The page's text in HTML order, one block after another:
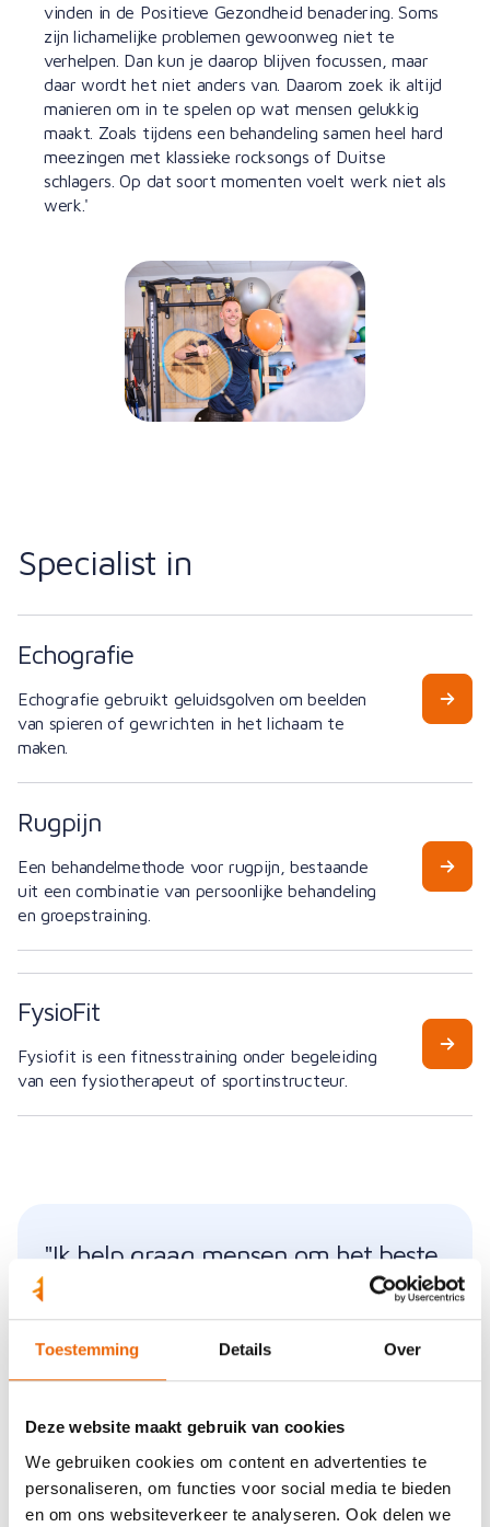
Toestemming Details Over
Deze website maakt gebruik van cookies
We gebruiken cookies om content en advertenties te
personaliseren, om functies voor social media te bieden
en om ons websiteverkeer te analyseren. Ook delen we
vinden in de Positieve Gezondheid benadering. Soms
zijn lichamelijke problemen gewoonweg niet te
verhelpen. Dan kun je daarop blijven focussen, maar
daar wordt het niet anders van. Daarom zoek ik altijd
manieren om in te spelen op wat mensen gelukkig
maakt. Zoals tijdens een behandeling samen heel hard
meezingen met klassieke rocksongs of Duitse
schlagers. Op dat soort momenten voelt werk niet als
werk.'
Specialist in
Echografie
Echografie gebruikt geluidsgolven om beelden
van spieren of gewrichten in het lichaam te
maken.
Rugpijn
Een behandelmethode voor rugpijn, bestaande
uit een combinatie van persoonlijke behandeling
en groepstraining.
FysioFit
Fysiofit is een fitnesstraining onder begeleiding
van een fysiotherapeut of sportinstructeur.
"Ik help graag mensen om het beste
'De patiëntencontacten zijn en blijven een van de
inmiddels ook echografie, waarmee een betere
een betere behandeling. Het locatiemanagement van
de vestigingen Nijverdal en Haarle is een toffe
aanvulling op mijn werk als fysiotherapeut. Patiënten